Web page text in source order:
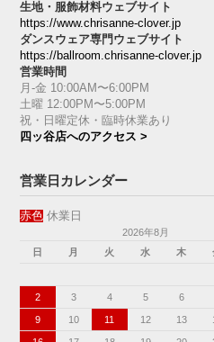
生地・服飾材料ウェブサイト
https://www.chrisanne-clover.jp
ダンスウェア専門ウェブサイト
https://ballroom.chrisanne-clover.jp
営業時間
月-金 10:00AM〜6:00PM
土曜 12:00PM〜5:00PM
祝・日曜定休・臨時休業あり
四ッ谷店へのアクセス >
営業日カレンダー
赤色休業日
2026年8月
日
月 火 水 木
2 3 4 5 6
9 10 11 12 13